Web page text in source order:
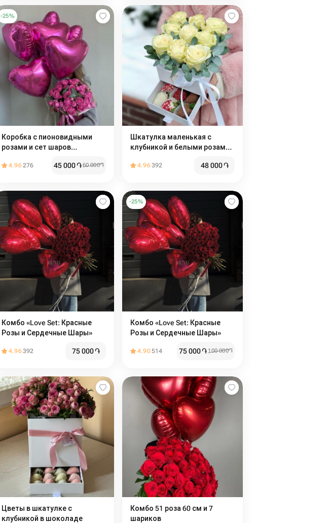
-25%
Коробка с пионовидными
розами и сет шаров
4.96276 45 000֏60 000֏
Шкатулка маленькая с
клубникой и белыми розами
4.96392 48 000֏
Комбо «Love Set: Красные
Розы и Сердечные Шары»
4.96392 75 000֏
-25%
Комбо «Love Set: Красные
Розы и Сердечные Шары»
4.90514 75 000֏ 100 000֏
Цветы в шкатулке с
клубникой в шоколаде
Комбо 51 роза 60 см и 7
шариков